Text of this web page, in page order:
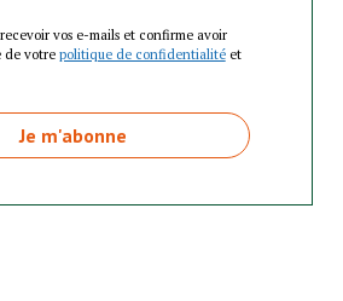
vos e-mails et confirme avoir
de votre politique de confidentialitéet